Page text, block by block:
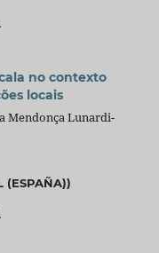
no contexto
locais
Mendonça Lunardi-
(ESPAÑA))